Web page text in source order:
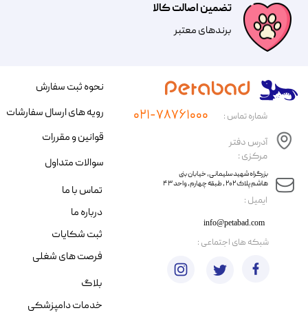
تضمین اصالت کالا
​​برندهای معتبر​​​​​​​
​ایمیل :
آدرس دفتر
مرکزی :
info@petabad.com
​​بزرگراه شهید سلیمانی، خیابان بنی
هاشم پلاک ۲۰۲ ، طبقه چهارم، واحد ۴۳
شماره تماس : ۰۲۱-۷۸۷۶۱۰۰۰
نحوه ثبت سفارش
رویه های ارسال سفارشات
قوانین و مقررات
سوالات متداول
تماس با ما
درباره ما
ثبت شکایات
فرصت های شغلی
​شبکه های اجتماعی :
بلاگ
خدمات دامپزشکی